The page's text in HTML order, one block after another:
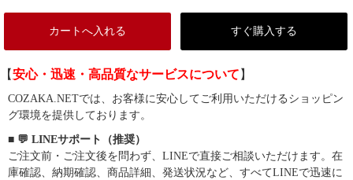
カートへ入れる すぐ購入する
【安心・迅速・高品質なサービスについて 】
COZAKA.NETでは、お客様に安心してご利用いただけるショッピン
グ環境を提供しております。
■ 💬 LINEサポート（推奨）
ご注文前・ご注文後を問わず、LINEで直接ご相談いただけます。在
庫確認、納期確認、商品詳細、発送状況など、すべてLINEで迅速に